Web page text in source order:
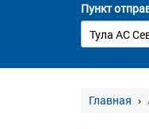
Пункт
Главная